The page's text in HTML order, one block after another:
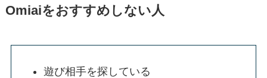
Omiaiをおすすめしない人
遊び相手を探している